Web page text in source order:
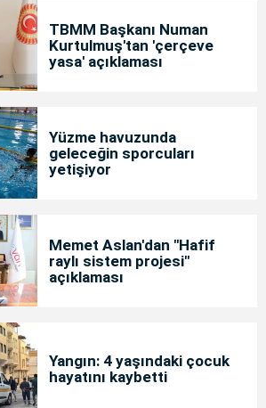
TBMM Başkanı Numan
Kurtulmuş'tan 'çerçeve
yasa' açıklaması
Yüzme havuzunda
geleceğin sporcuları
yetişiyor
Memet Aslan'dan "Hafif
raylı sistem projesi"
açıklaması
Yangın: 4 yaşındaki çocuk
hayatını kaybetti